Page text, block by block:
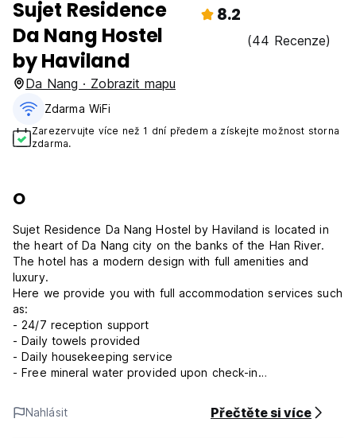
Sujet Residence
Da Nang Hostel
by Haviland
8.2
(44 Recenze)
Da Nang · Zobrazit mapu
Zdarma WiFi
Zarezervujte více než 1 dní předem a získejte možnost storna
zdarma.
O
Sujet Residence Da Nang Hostel by Haviland is located in
the heart of Da Nang city on the banks of the Han River.
The hotel has a modern design with full amenities and
luxury.
Here we provide you with full accommodation services such
as:
- 24/7 reception support
- Daily towels provided
- Daily housekeeping service
- Free mineral water provided upon check-in
- Laundry service
- Rooms are fully equipped with smart TV, wardrobe,
Nahlásit Přečtěte si více